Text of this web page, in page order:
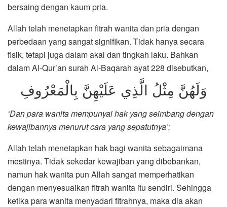
bersaing dengan kaum pria.
Allah telah menetapkan fitrah wanita dan pria dengan
perbedaan yang sangat signifikan. Tidak hanya secara
fisik, tetapi juga dalam akal dan tingkah laku. Bahkan
dalam Al-Qur’an surah Al-Baqarah ayat 228 disebutkan,
وَلَهُنَّ مِثْلُ الَّذِي عَلَيْهِنَّ بِالْمَعْرُوفِ
‘Dan para wanita mempunyai hak yang seimbang dengan
kewajibannya menurut cara yang sepatutnya’;
Allah telah menetapkan hak bagi wanita sebagaimana
mestinya. Tidak sekedar kewajiban yang dibebankan,
namun hak wanita pun Allah sangat memperhatikan
dengan menyesuaikan fitrah wanita itu sendiri. Sehingga
ketika para wanita menyadari fitrahnya, maka dia akan